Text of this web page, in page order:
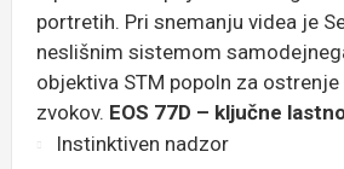
portretih. Pri snemanju videa je
neslišnim sistemom
objektiva STM popoln za
zvokov. EOS 77D – ključne
Instinktiven nadzor